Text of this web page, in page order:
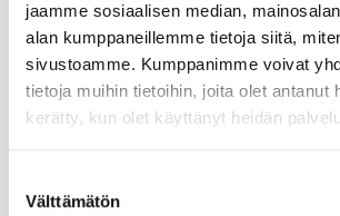
jaamme sosiaalisen median,
alan kumppaneillemme tietoja siitä,
sivustoamme. Kumppanimme voivat
tietoja muihin tietoihin, joita olet antanut
kerätty, kun olet käyttänyt heidän
valinta
Välttämätön